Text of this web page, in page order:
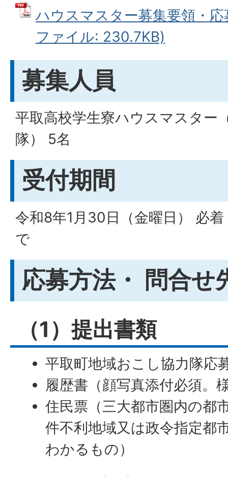
ハウスマスター募集要領・
ファイル: 230.7KB)
募集人員
平取高校学生寮ハウスマスター
隊） 5名
受付期間
令和8年1月30日（金曜日） 必
で
応募方法・ 問合せ
（1）提出書類
平取町地域おこし協力隊応
履歴書（顔写真添付必須。
住民票（三大都市圏内の都
件不利地域又は政令指定都
わかるもの）